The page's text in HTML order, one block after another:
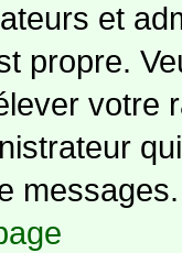
et
propre.
votre
messages.